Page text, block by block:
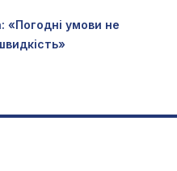
«Погодні умови не